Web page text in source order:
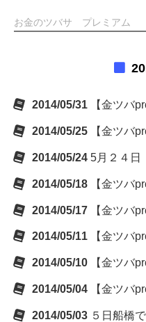
お金のツバサ プレミアム
2014/05/31 【金ツバ
2014/05/25 【金ツバ
2014/05/24 5月２４日
2014/05/18 【金ツバ
2014/05/17 【金ツバ
2014/05/11 【金ツバ
2014/05/10 【金ツバ
2014/05/04 【金ツバ
2014/05/03 ５日船橋